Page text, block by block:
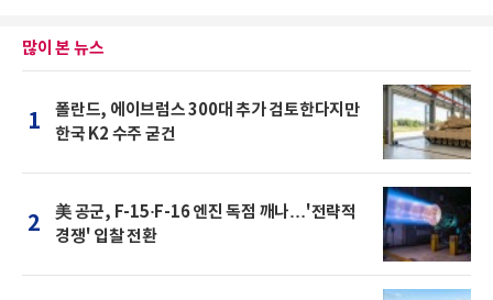
많이 본 뉴스
1
폴란드, 에이브럼스 300대 추가 검토한다지만
한국 K2 수주 굳건
2
美 공군, F-15·F-16 엔진 독점 깨나…'전략적
경쟁' 입찰 전환